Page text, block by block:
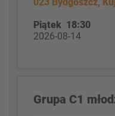
Piątek 18:30
2026-08-14
Grupa C1